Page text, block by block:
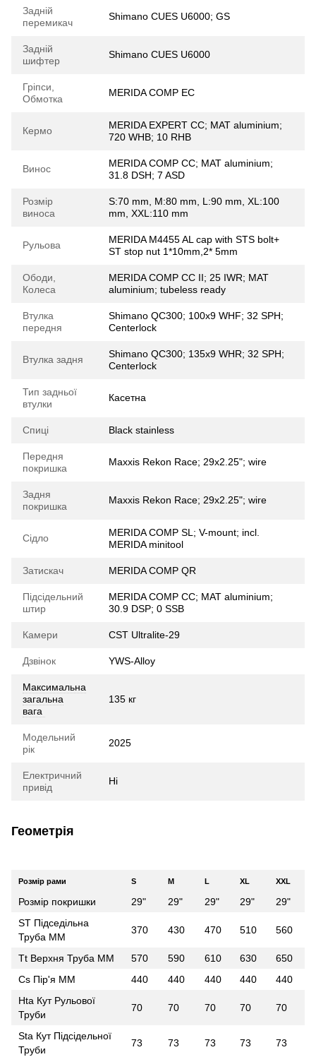
Задній
перемикач
Shimano CUES U6000; GS
Задній
шифтер
Shimano CUES U6000
Гріпси,
Обмотка
MERIDA COMP EC
Кермо
MERIDA EXPERT CC; MAT aluminium;
720 WHB; 10 RHB
Винос
MERIDA COMP CC; MAT aluminium;
31.8 DSH; 7 ASD
Розмір
виноса
S:70 mm, M:80 mm, L:90 mm, XL:100
mm, XXL:110 mm
Рульова
MERIDA M4455 AL cap with STS bolt+
ST stop nut 1*10mm,2* 5mm
Ободи,
Колеса
MERIDA COMP CC II; 25 IWR; MAT
aluminium; tubeless ready
Втулка
передня
Shimano QC300; 100x9 WHF; 32 SPH;
Centerlock
Втулка задня
Shimano QC300; 135x9 WHR; 32 SPH;
Centerlock
Тип задньої
втулки
Касетна
Спиці Black stainless
Передня
покришка
Maxxis Rekon Race; 29x2.25"; wire
Задня
покришка
Maxxis Rekon Race; 29x2.25"; wire
Сідло
MERIDA COMP SL; V-mount; incl.
MERIDA minitool
Затискач MERIDA COMP QR
Підсідельний
штир
MERIDA COMP CC; MAT aluminium;
30.9 DSP; 0 SSB
Камери CST Ultralite-29
Дзвінок YWS-Alloy
Максимальна
загальна
вага
135 кг
Модельний
рік
2025
Електричний
привід
Ні
Геометрія
Розмір рами S M L XL XXL
Розмір покришки 29" 29" 29" 29"
29"
ST Підседільна
Труба ММ
370 430 470 510 560
Tt Верхня Труба ММ 570 590 610 630
650
Cs Пір'я ММ
440 440 440 440
440
Hta Кут Рульової
Труби
70 70 70 70 70
Sta Кут Підсідельної
Труби
73 73 73 73 73